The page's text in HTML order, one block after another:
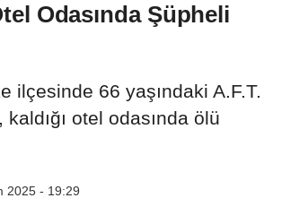
Odasında Şüpheli
ilçesinde 66 yaşındaki A.F.T.
otel odasında ölü
2025 - 19:29